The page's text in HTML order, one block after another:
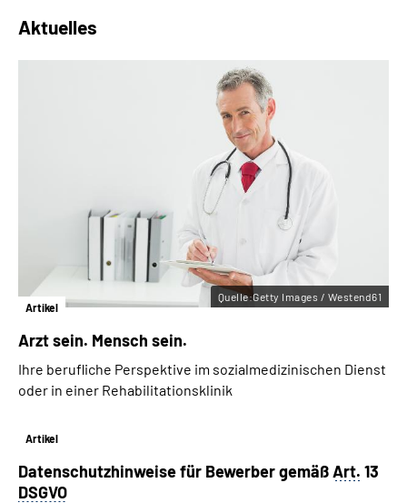
Aktuelles
Artikel
Arzt sein. Mensch sein.
Ihre berufliche Perspektive im sozialmedizinischen Dienst
oder in einer Rehabilitationsklinik
Quelle:Getty Images / Westend61
Artikel
Datenschutzhinweise für Bewerber gemäßArt. 13
DSGVO